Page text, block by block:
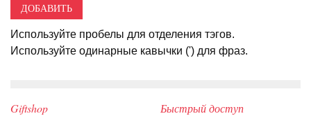
ДОБАВИТЬ
Используйте пробелы для отделения тэгов.
Используйте одинарные кавычки (') для фраз.
Giftshop Быстрый доступ